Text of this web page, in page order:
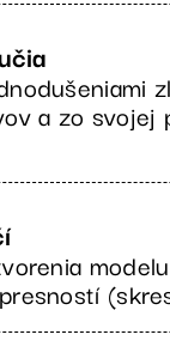
a zo svojej